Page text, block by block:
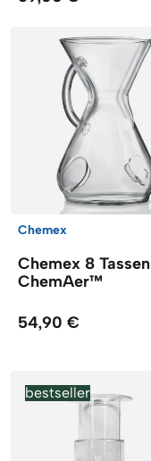
Chemex
Chemex 8 Tassen
ChemAer™
54,90 €
bestseller